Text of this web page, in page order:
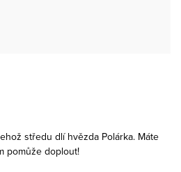
středu dlí hvězda Polárka. Máte
pomůže doplout!